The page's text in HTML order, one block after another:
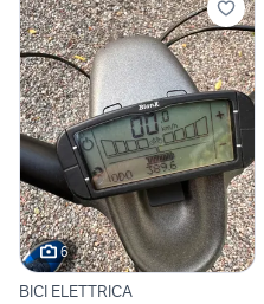
6
BICI ELETTRICA